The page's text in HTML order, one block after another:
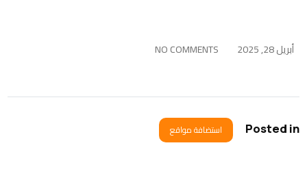
أبريل 28, 2025 NO COMMENTS
Posted in استضافة مواقع